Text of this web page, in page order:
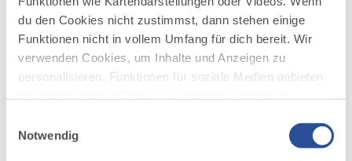
du den Cookies nicht zustimmst, dann stehen einige
Funktionen nicht in vollem Umfang für dich bereit. Wir
verwenden Cookies, um Inhalte und Anzeigen zu
personalisieren, Funktionen für soziale Medien anbieten
deiner Verwendung unserer Website an unsere Partner
Notwendig
Benjamin Sahler, habe ich mich sofort
verliebt.“, schwärmt Ralph Siegel, der das
Musical mit einer herausragenden Cast von
Musicaldarstellern und einzigartiger Musik
auf die Bühne bringen will!